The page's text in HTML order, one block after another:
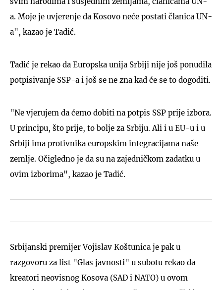
a. Moje je uvjerenje da Kosovo neće postati članica UN-
a", kazao je Tadić.
Tadić je rekao da Europska unija Srbiji nije još ponudila
potpisivanje SSP-a i još se ne zna kad će se to dogoditi.
"Ne vjerujem da ćemo dobiti na potpis SSP prije izbora.
U principu, što prije, to bolje za Srbiju. Ali i u EU-u i u
Srbiji ima protivnika europskim integracijama naše
zemlje. Očigledno je da su na zajedničkom zadatku u
ovim izborima", kazao je Tadić.
Srbijanski premijer Vojislav Koštunica je pak u
razgovoru za list "Glas javnosti" u subotu rekao da
kreatori neovisnog Kosova (SAD i NATO) u ovom